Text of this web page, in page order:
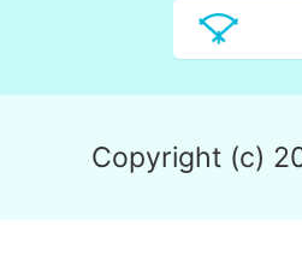
Copyright (c)